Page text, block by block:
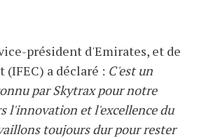
président d'Emirates, et de
a déclaré : C'est un
par Skytrax pour notre
l'innovation et l'excellence du
toujours dur pour rester